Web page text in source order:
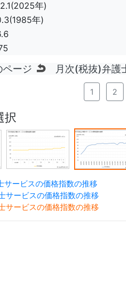
年)
年)
ページ 月次(税抜)弁護
1 2
択
サービスの価格指数の推移
サービスの価格指数の推移
サービスの価格指数の推移